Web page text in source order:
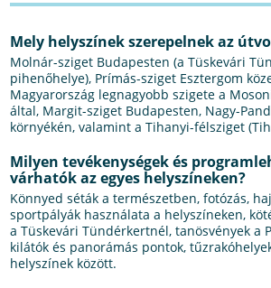
Mely helyszínek szerepelnek az
Molnár-sziget Budapesten (a Tüskevári
pihenőhelye), Prímás-sziget Esztergom
Magyarország legnagyobb szigete a
által, Margit-sziget Budapesten, Nagy-
környékén, valamint a Tihanyi-félsziget
Milyen tevékenységek és
várhatók az egyes helyszíneken?
Könnyed séták a természetben, fotózás,
sportpályák használata a helyszíneken,
a Tüskevári Tündérkertnél, tanösvények a
kilátók és panorámás pontok,
helyszínek között.